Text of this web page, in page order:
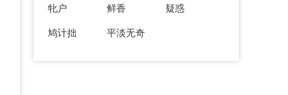
牝户
鲜香
疑惑
鸠计拙
平淡无奇